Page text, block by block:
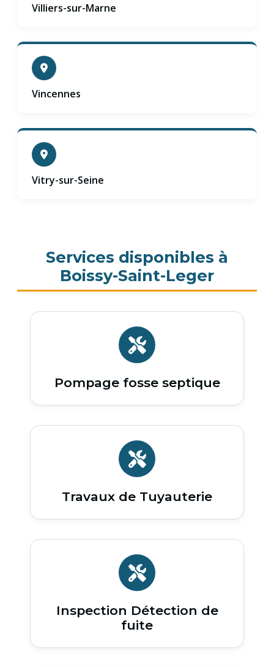
Villiers-sur-Marne
Vincennes
Vitry-sur-Seine
Services disponibles à
Boissy-Saint-Leger
Pompage fosse septique
Travaux de Tuyauterie
Inspection Détection de
fuite